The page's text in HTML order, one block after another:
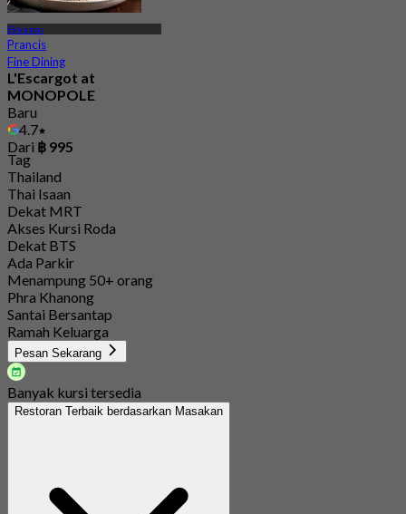
Ekkamai
Prancis
Fine Dining
L'Escargot at
MONOPOLE
Baru
4.7
Dari ฿ 995
Tag
Thailand
Thai Isaan
Dekat MRT
Akses Kursi Roda
Dekat BTS
Ada Parkir
Menampung 50+ orang
Phra Khanong
Santai Bersantap
Ramah Keluarga
Pesan Sekarang
Banyak kursi tersedia
Restoran Terbaik berdasarkan Masakan